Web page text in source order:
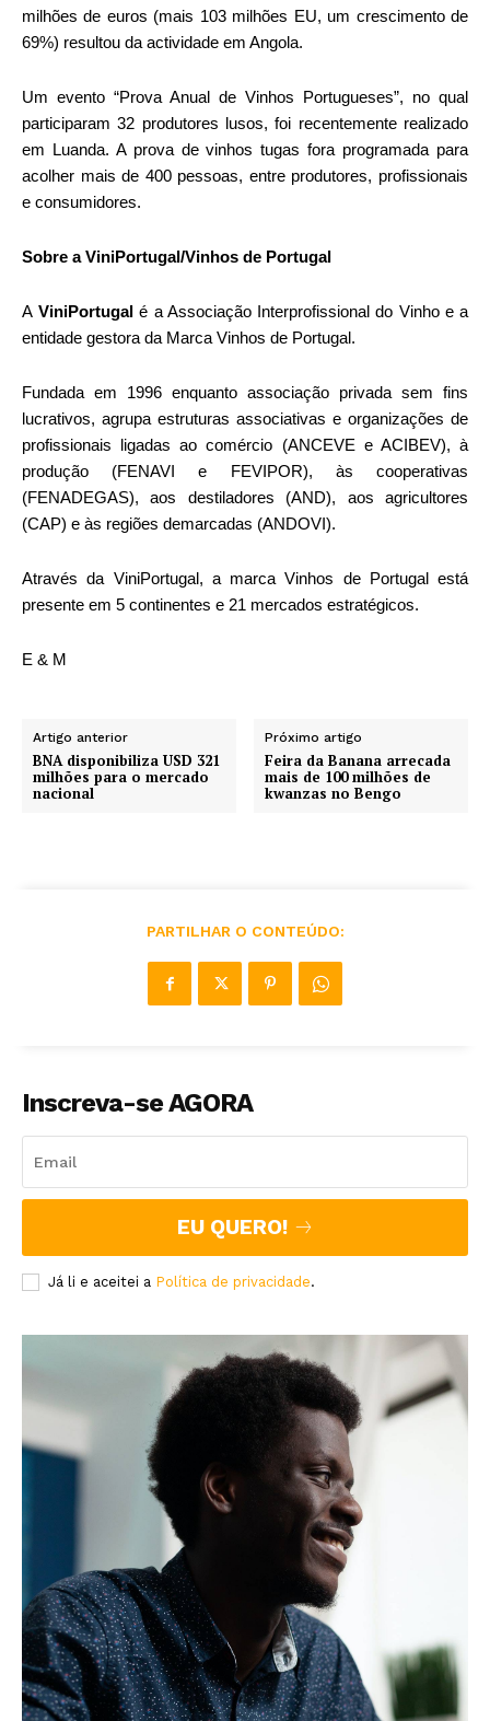
milhões de euros (mais 103 milhões EU, um crescimento de
69%) resultou da actividade em Angola.
Um evento “Prova Anual de Vinhos Portugueses”, no qual
participaram 32 produtores lusos, foi recentemente realizado
em Luanda. A prova de vinhos tugas fora programada para
acolher mais de 400 pessoas, entre produtores, profissionais
e consumidores.
Sobre a ViniPortugal/Vinhos de Portugal
A ViniPortugal é a Associação Interprofissional do Vinho e a
entidade gestora da Marca Vinhos de Portugal.
Fundada em 1996 enquanto associação privada sem fins
lucrativos, agrupa estruturas associativas e organizações de
profissionais ligadas ao comércio (ANCEVE e ACIBEV), à
produção (FENAVI e FEVIPOR), às cooperativas
(FENADEGAS), aos destiladores (AND), aos agricultores
(CAP) e às regiões demarcadas (ANDOVI).
Através da ViniPortugal, a marca Vinhos de Portugal está
presente em 5 continentes e 21 mercados estratégicos.
E & M
Artigo anterior
BNA disponibiliza USD 321
milhões para o mercado
nacional
Próximo artigo
Feira da Banana arrecada
mais de 100 milhões de
kwanzas no Bengo
PARTILHAR O CONTEÚDO:
Inscreva-se AGORA
EU QUERO!
Já li e aceitei a Política de privacidade.